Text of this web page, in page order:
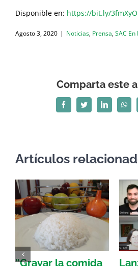
Disponible en: https://bit.ly/
Agosto 3, 2020 | Noticias, Prensa,SAC
Comparta este
FacebookTwitterLinkedIn
Artículos
“Gravar la comida